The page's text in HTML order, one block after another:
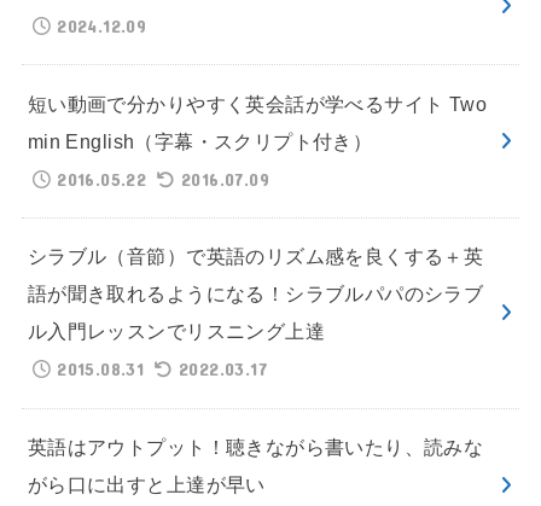
2024.12.09
短い動画で分かりやすく英会話が学べるサイト Two
min English（字幕・スクリプト付き）
2016.05.22
2016.07.09
シラブル（音節）で英語のリズム感を良くする＋英
語が聞き取れるようになる！シラブルパパのシラブ
ル入門レッスンでリスニング上達
2015.08.31
2022.03.17
英語はアウトプット！聴きながら書いたり、読みな
がら口に出すと上達が早い